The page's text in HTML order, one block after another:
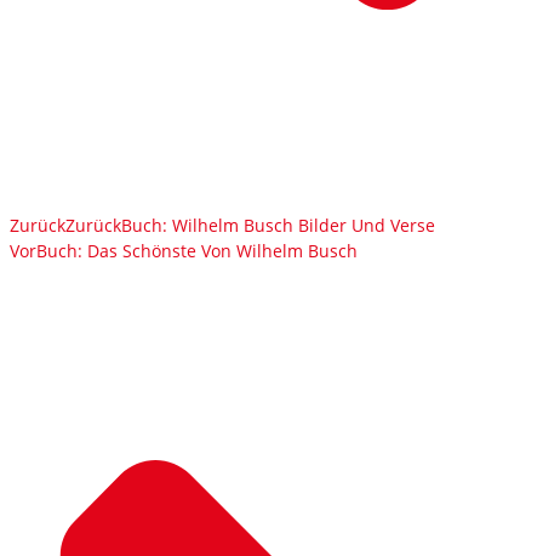
ZurückZurückBuch: Wilhelm Busch Bilder Und Verse
VorBuch: Das Schönste Von Wilhelm Busch